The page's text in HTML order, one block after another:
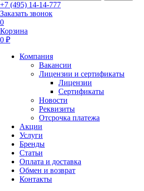
+7 (495) 14-14-777
Заказать звонок
0
Корзина
0 ₽
Компания
Вакансии
Лицензии и сертификаты
Лицензии
Сертификаты
Новости
Реквизиты
Отсрочка платежа
Акции
Услуги
Бренды
Статьи
Оплата и доставка
Обмен и возврат
Контакты